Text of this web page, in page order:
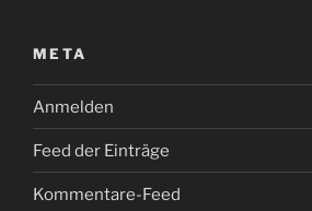
META
Anmelden
Feed der Einträge
Kommentare-Feed